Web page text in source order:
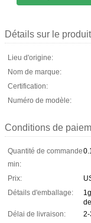
Détails sur le produit
Lieu d'origine:
Nom de marque:
Certification:
Numéro de modèle:
Conditions de
Quantité de commande
min:
Prix:
Détails d'emballage:
Délai de livraison: